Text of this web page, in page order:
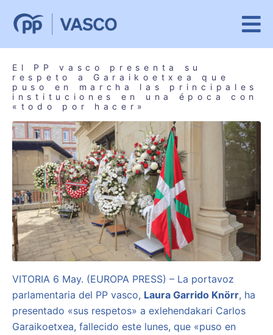
El PP vasco presenta su
respeto a Garaikoetxea que
puso en marcha las principales
instituciones en una época con
«todo por hacer»
VITORIA 6 May. (EUROPA PRESS) – La portavoz
parlamentaria del PP vasco, Laura Garrido Knörr, ha
presentado «sus respetos» a exlehendakari Carlos
Garaikoetxea, fallecido este lunes, que «puso en